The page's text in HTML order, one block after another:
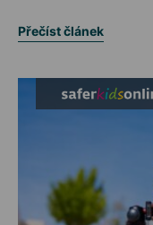
Přečíst článek